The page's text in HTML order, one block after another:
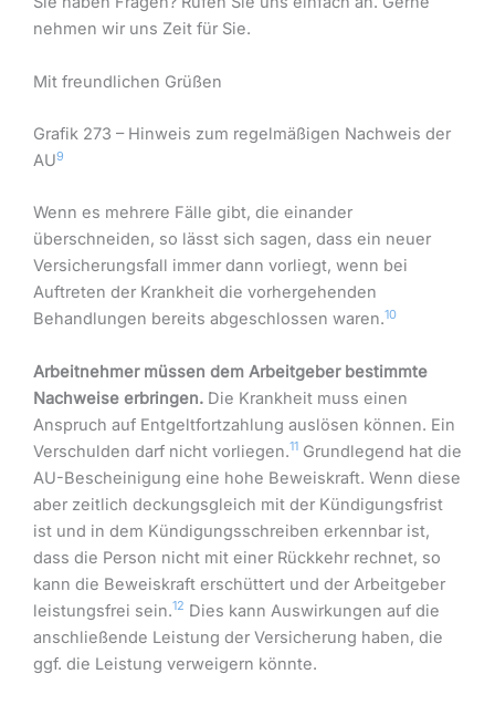
nehmen wir uns Zeit für Sie.
Mit freundlichen Grüßen
Grafik 273 – Hinweis zum regelmäßigen Nachweis der
AU9
Wenn es mehrere Fälle gibt, die einander
überschneiden, so lässt sich sagen, dass ein neuer
Versicherungsfall immer dann vorliegt, wenn bei
Auftreten der Krankheit die vorhergehenden
Behandlungen bereits abgeschlossen waren.10
Arbeitnehmer müssen dem Arbeitgeber bestimmte
Nachweise erbringen. Die Krankheit muss einen
Anspruch auf Entgeltfortzahlung auslösen können. Ein
Verschulden darf nicht vorliegen.11 Grundlegend hat die
AU-Bescheinigung eine hohe Beweiskraft. Wenn diese
aber zeitlich deckungsgleich mit der Kündigungsfrist
ist und in dem Kündigungsschreiben erkennbar ist,
dass die Person nicht mit einer Rückkehr rechnet, so
kann die Beweiskraft erschüttert und der Arbeitgeber
leistungsfrei sein.12 Dies kann Auswirkungen auf die
anschließende Leistung der Versicherung haben, die
ggf. die Leistung verweigern könnte.